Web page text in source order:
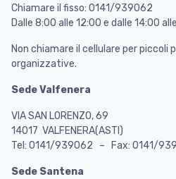
Chiamare il fisso: 0141/939062
Dalle 8:00 alle 12:00 e dalle 14:00
Non chiamare il cellulare per piccoli
organizzative.
Sede Valfenera
VIA SAN LORENZO, 69
14017 VALFENERA(ASTI)
Tel: 0141/939062 – Fax: 0141/
Sede Santena